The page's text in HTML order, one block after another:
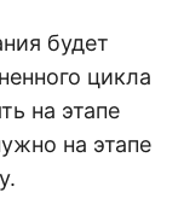
будет
цикла
на этапе
на этапе